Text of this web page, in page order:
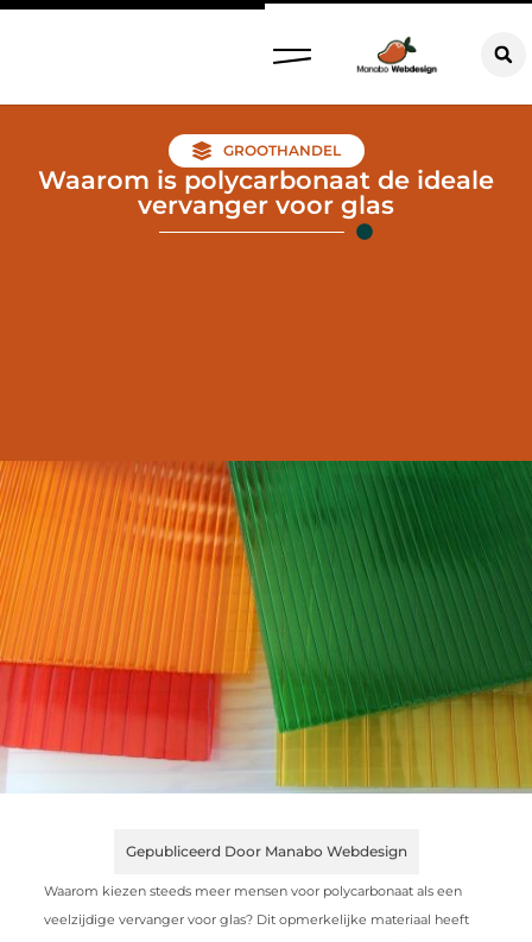
GROOTHANDEL
Waarom is polycarbonaat de ideale
vervanger voor glas
Gepubliceerd Door Manabo Webdesign
Waarom kiezen steeds meer mensen voor polycarbonaat als een
veelzijdige vervanger voor glas? Dit opmerkelijke materiaal heeft